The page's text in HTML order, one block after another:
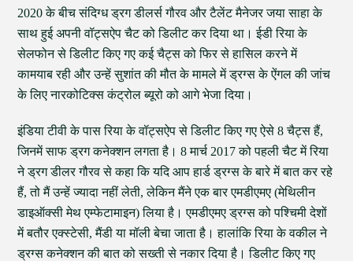
2020 के बीच संदिग्ध ड्रग डीलर्स गौरव और टैलेंट मैनेजर जया साहा के
साथ हुई अपनी वॉट्सऐप चैट को डिलीट कर दिया था। ईडी रिया के
सेलफोन से डिलीट किए गए कई चैट्स को फिर से हासिल करने में
कामयाब रही और उन्हें सुशांत की मौत के मामले में ड्रग्स के ऐंगल की जांच
के लिए नारकोटिक्स कंट्रोल ब्यूरो को आगे भेजा दिया।
इंडिया टीवी के पास रिया के वॉट्सऐप से डिलीट किए गए ऐसे 8 चैट्स हैं,
जिनमें साफ ड्रग कनेक्शन लगता है। 8 मार्च 2017 को पहली चैट में रिया
ने ड्रग डीलर गौरव से कहा कि यदि आप हार्ड ड्रग्स के बारे में बात कर रहे
हैं, तो मैं उन्हें ज्यादा नहीं लेती, लेकिन मैंने एक बार एमडीएमए (मेथिलीन
डाइऑक्सी मेथ एम्फेटामाइन) लिया है। एमडीएमए ड्रग्स को पश्चिमी देशों
में बतौर एक्स्टेसी, मैंडी या मॉली बेचा जाता है। हालांकि रिया के वकील ने
ड्रग्स कनेक्शन की बात को सख्ती से नकार दिया है। डिलीट किए गए